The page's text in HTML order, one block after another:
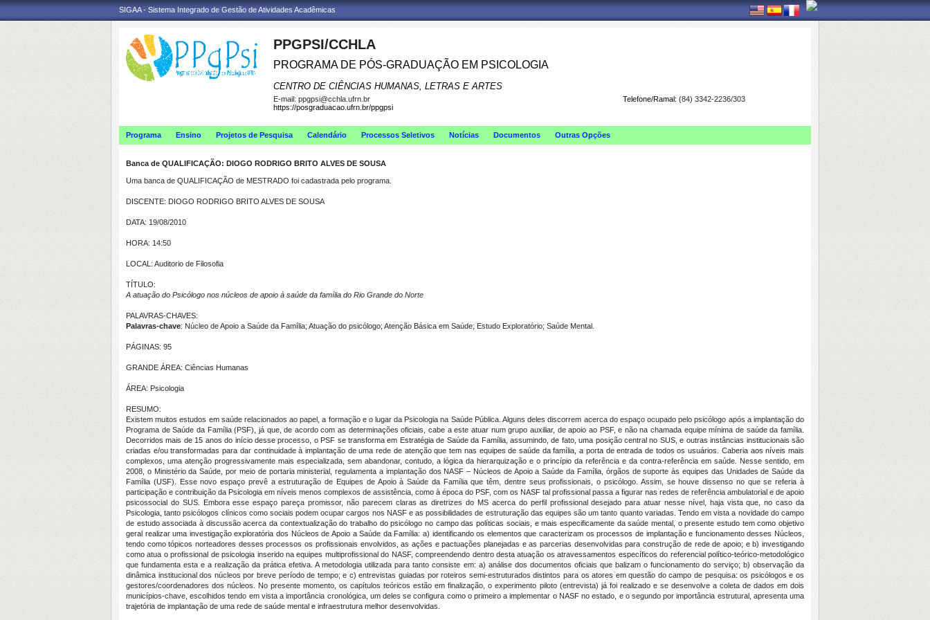
SIGAA - Sistema Integrado de Gestão de Atividades Acadêmicas
PPGPSI/CCHLA
PROGRAMA DE PÓS-GRADUAÇÃO EM PSICOLOGIA
CENTRO DE CIÊNCIAS HUMANAS, LETRAS E ARTES
Telefone/Ramal: (84) 3342-2236/303
E-mail: ppgpsi@cchla.ufrn.br
https://posgraduacao.ufrn.br/ppgpsi
Programa Ensino Projetos de Pesquisa Calendário Processos Seletivos Notícias Documentos Outras Opções
Banca de QUALIFICAÇÃO: DIOGO RODRIGO BRITO ALVES DE SOUSA
Uma banca de QUALIFICAÇÃO de MESTRADO foi cadastrada pelo programa.
DISCENTE: DIOGO RODRIGO BRITO ALVES DE SOUSA
DATA: 19/08/2010
HORA: 14:50
LOCAL: Auditorio de Filosofia
TÍTULO:
A atuação do Psicólogo nos núcleos de apoio à saúde da família do Rio Grande do Norte
PALAVRAS-CHAVES:
Palavras-chave: Núcleo de Apoio a Saúde da Família; Atuação do psicólogo; Atenção Básica em Saúde; Estudo Exploratório; Saúde Mental.
PÁGINAS: 95
GRANDE ÁREA: Ciências Humanas
ÁREA: Psicologia
RESUMO:
Existem muitos estudos em saúde relacionados ao papel, a formação e o lugar da Psicologia na Saúde Pública. Alguns deles discorrem acerca do espaço ocupado pelo psicólogo após a implantação do
Programa de Saúde da Família (PSF), já que, de acordo com as determinações oficiais, cabe a este atuar num grupo auxiliar, de apoio ao PSF, e não na chamada equipe mínima de saúde da família.
Decorridos mais de 15 anos do início desse processo, o PSF se transforma em Estratégia de Saúde da Família, assumindo, de fato, uma posição central no SUS, e outras instâncias institucionais são
criadas e/ou transformadas para dar continuidade à implantação de uma rede de atenção que tem nas equipes de saúde da família, a porta de entrada de todos os usuários. Caberia aos níveis mais
complexos, uma atenção progressivamente mais especializada, sem abandonar, contudo, a lógica da hierarquização e o princípio da referência e da contra-referência em saúde. Nesse sentido, em
2008, o Ministério da Saúde, por meio de portaria ministerial, regulamenta a implantação dos NASF – Núcleos de Apoio a Saúde da Família, órgãos de suporte às equipes das Unidades de Saúde da
Família (USF). Esse novo espaço prevê a estruturação de Equipes de Apoio à Saúde da Família que têm, dentre seus profissionais, o psicólogo. Assim, se houve dissenso no que se referia à
participação e contribuição da Psicologia em níveis menos complexos de assistência, como à época do PSF, com os NASF tal profissional passa a figurar nas redes de referência ambulatorial e de apoio
psicossocial do SUS. Embora esse espaço pareça promissor, não parecem claras as diretrizes do MS acerca do perfil profissional desejado para atuar nesse nível, haja vista que, no caso da
Psicologia, tanto psicólogos clínicos como sociais podem ocupar cargos nos NASF e as possibilidades de estruturação das equipes são um tanto quanto variadas. Tendo em vista a novidade do campo
de estudo associada à discussão acerca da contextualização do trabalho do psicólogo no campo das políticas sociais, e mais especificamente da saúde mental, o presente estudo tem como objetivo
geral realizar uma investigação exploratória dos Núcleos de Apoio a Saúde da Família: a) identificando os elementos que caracterizam os processos de implantação e funcionamento desses Núcleos,
tendo como tópicos norteadores desses processos os profissionais envolvidos, as ações e pactuações planejadas e as parcerias desenvolvidas para construção de rede de apoio; e b) investigando
como atua o profissional de psicologia inserido na equipes multiprofissional do NASF, compreendendo dentro desta atuação os atravessamentos específicos do referencial político-teórico-metodológico
que fundamenta esta e a realização da prática efetiva. A metodologia utilizada para tanto consiste em: a) análise dos documentos oficiais que balizam o funcionamento do serviço; b) observação da
dinâmica institucional dos núcleos por breve período de tempo; e c) entrevistas guiadas por roteiros semi-estruturados distintos para os atores em questão do campo de pesquisa: os psicólogos e os
gestores/coordenadores dos núcleos. No presente momento, os capítulos teóricos estão em finalização, o experimento piloto (entrevista) já foi realizado e se desenvolve a coleta de dados em dois
municípios-chave, escolhidos tendo em vista a importância cronológica, um deles se configura como o primeiro a implementar o NASF no estado, e o segundo por importância estrutural, apresenta uma
trajetória de implantação de uma rede de saúde mental e infraestrutura melhor desenvolvidas.